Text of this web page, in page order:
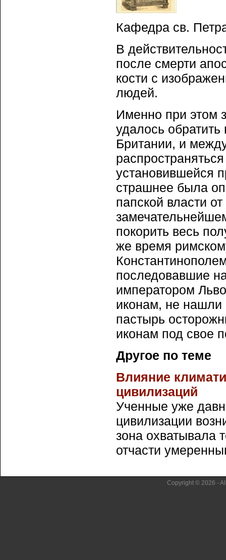
Кафедра св.
В
после смерти
кости с
людей.
Именно при этом
удалось обратить
Британии, и
установившейся
страшнее была
папской власти
покорить весь
же время
последовавшие
императором
иконам, не нашли
пастырь
иконам под свое
Другое по теме
Влияние
цивилизаций
Ученные уже
цивилизации
зона охватывала
отчасти
Copyright © 2026 -